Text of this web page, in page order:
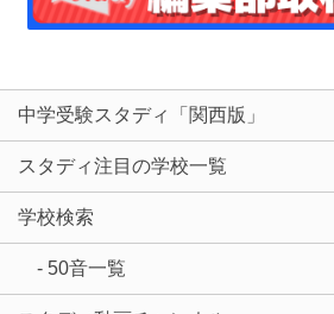
中学受験スタディ「関西版」
スタディ注目の学校一覧
学校検索
- 50音一覧